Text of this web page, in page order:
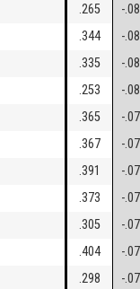
.265 -
.344 -
.335 -
.253 -
.365 -
.367 -
.391 -
.373 -
.305 -
.404 -
.298 -